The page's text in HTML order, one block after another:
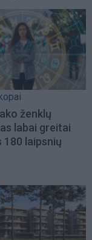
ženklų
labai greitai
180 laipsnių